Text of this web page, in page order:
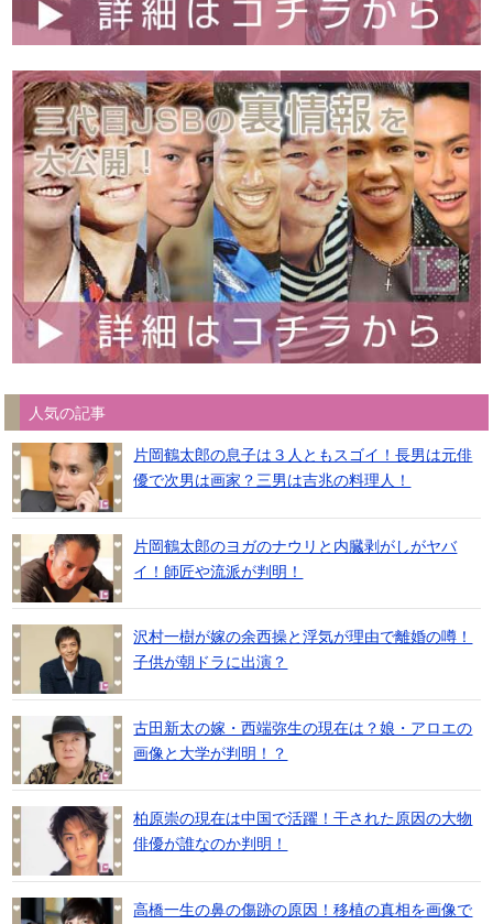
人気の記事
片岡鶴太郎の息子は３人ともスゴイ！長男は元俳
優で次男は画家？三男は吉兆の料理人！
片岡鶴太郎のヨガのナウリと内臓剥がしがヤバ
イ！師匠や流派が判明！
沢村一樹が嫁の余西操と浮気が理由で離婚の噂！
子供が朝ドラに出演？
古田新太の嫁・西端弥生の現在は？娘・アロエの
画像と大学が判明！？
柏原崇の現在は中国で活躍！干された原因の大物
俳優が誰なのか判明！
高橋一生の鼻の傷跡の原因！移植の真相を画像で